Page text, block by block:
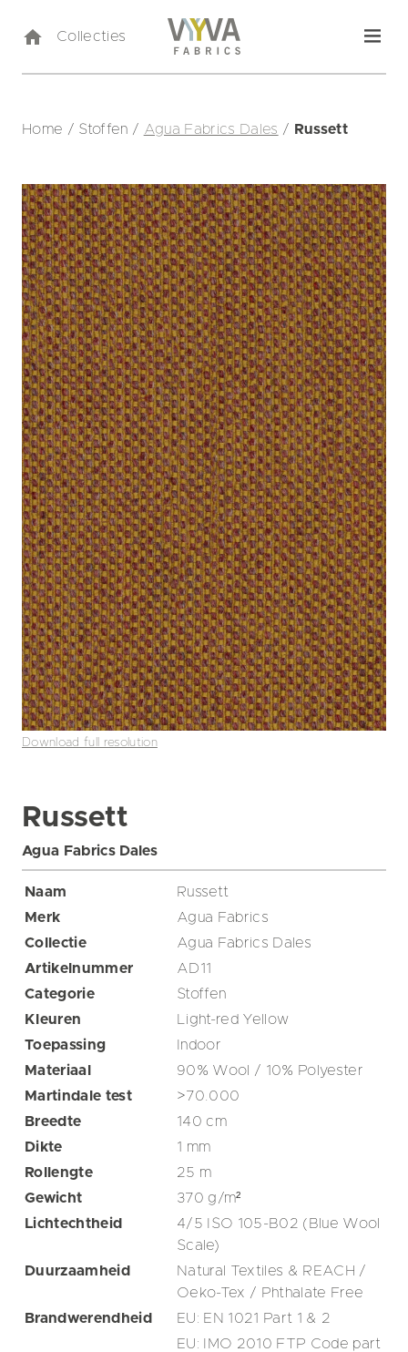
Collecties
Home / Stoffen / Agua Fabrics Dales / Russett
Download full resolution
Russett
Agua Fabrics Dales
Naam
Russett
Merk
Agua Fabrics
Collectie
Agua Fabrics Dales
Artikelnummer
AD11
Categorie
Stoffen
Kleuren
Light-red Yellow
Toepassing
Indoor
Materiaal
90% Wool / 10% Polyester
Martindale test
>70.000
Breedte
140cm
Dikte
1 mm
Rollengte
25 m
Gewicht
370g/m²
Lichtechtheid
4/5 ISO 105-B02 (Blue Wool
Scale)
Duurzaamheid
Natural Textiles & REACH /
Oeko-Tex / Phthalate Free
Brandwerendheid
EU: EN 1021 Part 1 & 2
EU: IMO 2010 FTP Code part